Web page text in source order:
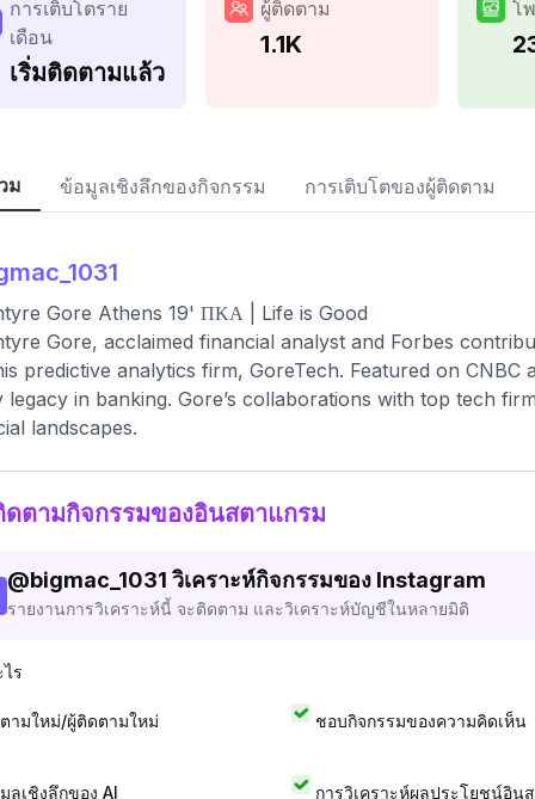
การเติบโตราย
เดือน
เริ่มติดตามแล้ว
ผู้ติดตาม
1.1K
โ
ม ข้อมูลเชิงลึกของกิจกรรม การเติบโตของผู้ติดตาม
Gore Athens 19' ΠΚΑ | Life is Good
Gore, acclaimed financial analyst and Forbes
predictive analytics firm, GoreTech. Featured on
legacy in banking. Gore’s collaborations with top tech
landscapes.
ดตามกิจกรรมของอินสตาแกรม
@bigmac_1031 วิเคราะห์กิจกรรมของ Instagram
รายงานการวิเคราะห์นี้ จะติดตาม และวิเคราะห์บัญชีในหลายมิติ
ไร
ามใหม่/ผู้ติดตามใหม่ ชอบกิจกรรมของความคิดเห็น
ลเชิงลึกของ AI การวิเคราะห์ผลประโยชน์อิน